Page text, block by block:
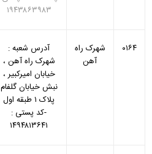
۱۹۴۳۸۶۳۹۸۳
۰۱۶۴
شهرک راه
آهن
آدرس شعبه :
شهرک راه آهن ،
خیابان امیرکبیر ،
نبش خیابان گلفام
پلاک ۱ طبقه اول
-کد پستی :
۱۴۹۴۸۱۳۶۴۱